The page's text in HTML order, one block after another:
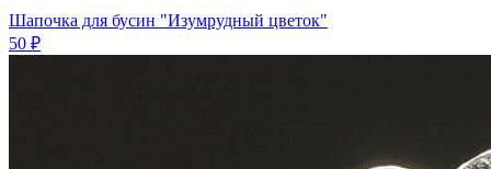
Шапочка для бусин "Изумрудный цветок"
50 ₽